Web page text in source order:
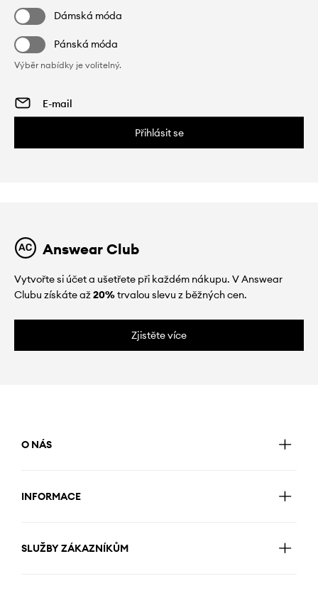
Dámská móda
Pánská móda
Výběr nabídky je volitelný.
Přihlásit se
Answear Club
Vytvořte si účet a ušetřete při každém nákupu. V Answear
Clubu získáte až20%trvalou slevu z běžných cen.
Zjistěte více
O NÁS
INFORMACE
SLUŽBY ZÁKAZNÍKŮM